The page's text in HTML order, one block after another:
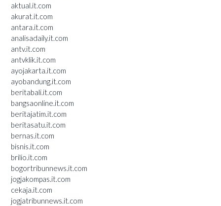
aktual.it.com
akurat.it.com
antara.it.com
analisadaily.it.com
antv.it.com
antvklik.it.com
ayojakarta.it.com
ayobandung.it.com
beritabali.it.com
bangsaonline.it.com
beritajatim.it.com
beritasatu.it.com
bernas.it.com
bisnis.it.com
brilio.it.com
bogortribunnews.it.com
jogjakompas.it.com
cekaja.it.com
jogjatribunnews.it.com